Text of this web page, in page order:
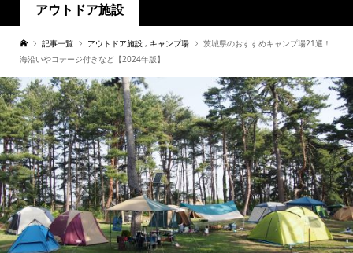
アウトドア施設
記事一覧 アウトドア施設 , キャンプ場
茨城県のおすすめキャンプ場21選！
海沿いやコテージ付きなど【2024年版】